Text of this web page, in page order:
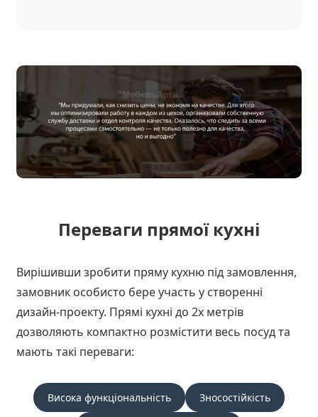
Переваги прямої кухні
Вирішивши зробити пряму кухню під замовлення,
замовник особисто бере участь у створенні
дизайн-проекту. Прямі кухні до 2х метрів
дозволяють компактно розмістити весь посуд та
мають такі переваги:
Висока функціональність Зносостійкість